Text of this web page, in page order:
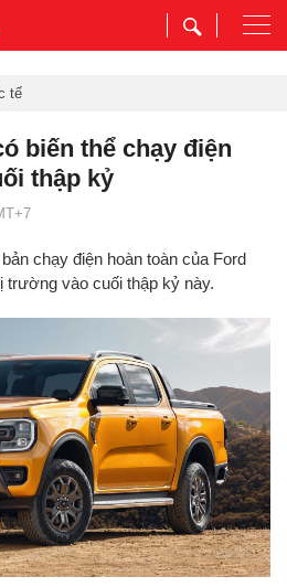
tế
biến thể chạy điện
thập kỷ
chạy điện hoàn toàn của Ford
trường vào cuối thập kỷ này.